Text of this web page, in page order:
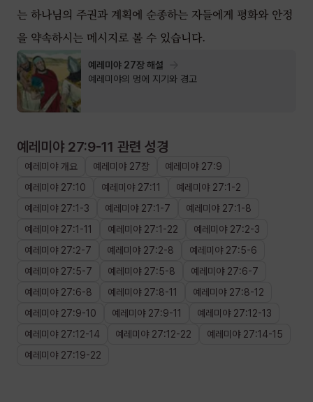
는 하나님의 주권과 계획에 순종하는 자들에게 평화와 안정
을 약속하시는 메시지로 볼 수 있습니다.
예레미야 27장 해설
예레미야의 멍에 지기와 경고
예레미야 27:9-11 관련 성경
예레미야개요 예레미야 27장 예레미야 27:9
예레미야 27:10 예레미야 27:11 예레미야 27:1 -2
예레미야 27:1 -3 예레미야 27:1 -7 예레미야 27:1 -8
예레미야 27:1 -11 예레미야 27:1 -22 예레미야 27:2-3
예레미야 27:2-7 예레미야 27:2-8 예레미야 27:5-6
예레미야 27:5-7 예레미야 27:5-8 예레미야 27:6-7
예레미야 27:6-8 예레미야 27:8-11 예레미야 27:8-12
예레미야 27:9-10 예레미야 27:9-11 예레미야 27:12-13
예레미야 27:12-14 예레미야 27:12-22 예레미야 27:14-15
예레미야 27:19-22